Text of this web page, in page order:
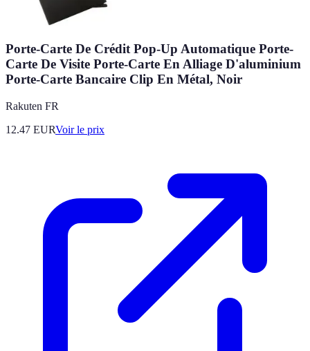
Porte-Carte De Crédit Pop-Up Automatique Porte-
Carte De Visite Porte-Carte En Alliage D'aluminium
Porte-Carte Bancaire Clip En Métal, Noir
Rakuten FR
12.47 EURVoir le prix